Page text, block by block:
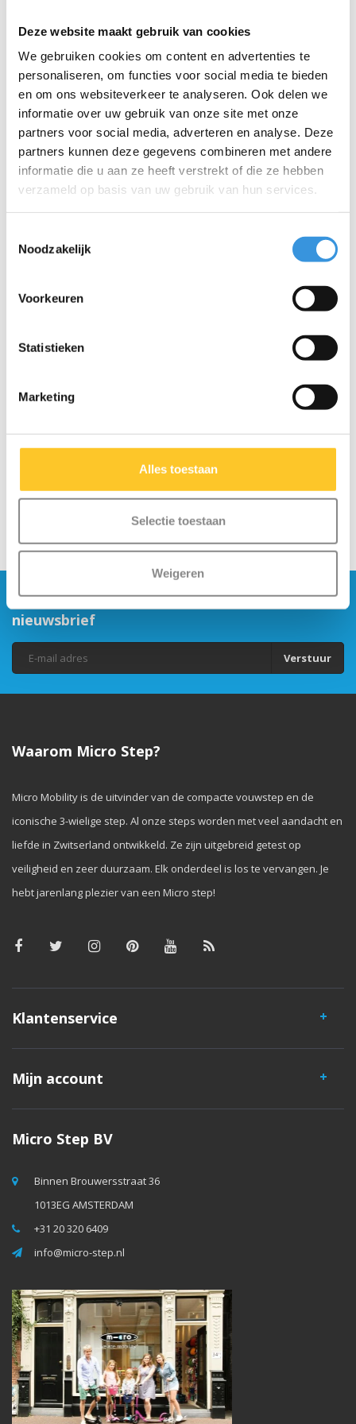
Deze website maakt gebruik van cookies
We gebruiken cookies om content en advertenties te
personaliseren, om functies voor social media te bieden
en om ons websiteverkeer te analyseren. Ook delen we
informatie over uw gebruik van onze site met onze
partners voor social media, adverteren en analyse. Deze
partners kunnen deze gegevens combineren met andere
informatie die u aan ze heeft verstrekt of die ze hebben
verzameld op basis van uw gebruik van hun services.
Noodzakelijk
Voorkeuren
Statistieken
Marketing
Alles toestaan
Selectie toestaan
Weigeren
Iets extra's erbij?
Micro rubberen
€9,95
LED wielset Mini Micro
€22,95
Blijf op de hoogte en schrijf je in voor onze
nieuwsbrief
Verstuur
Waarom Micro Step?
Micro Mobility is de uitvinder van de compacte vouwstep en de
iconische 3-wielige step. Al onze steps worden met veel aandacht en
liefde in Zwitserland ontwikkeld. Ze zijn uitgebreid getest op
veiligheid en zeer duurzaam. Elk onderdeel is los te vervangen. Je
hebt jarenlang plezier van een Micro step!
Klantenservice
Mijn account
Micro Step BV
Binnen Brouwersstraat 36
1013EG AMSTERDAM
+31 20 320 6409
info@micro-step.nl